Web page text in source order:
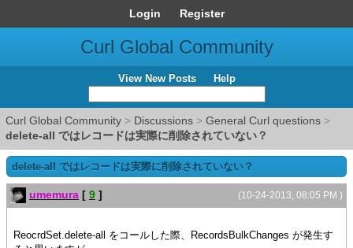
Login Register
Curl Global Community
View New Posts Help
Curl Global Community > Discussions > General Curl questions >
delete-all ではレコードは実際に削除されていない？
delete-all ではレコードは実際に削除されていない？
(10-24-2013, 08:05 PM )
umemura [ 9 ]
ReocrdSet.delete-all をコールした際、RecordsBulkChanges が発生す